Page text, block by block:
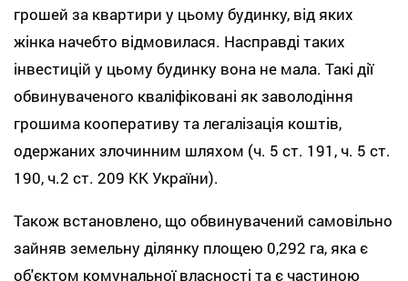
грошей за квартири у цьому будинку, від яких
жінка начебто відмовилася. Насправді таких
інвестицій у цьому будинку вона не мала. Такі дії
обвинуваченого кваліфіковані як заволодіння
грошима кооперативу та легалізація коштів,
одержаних злочинним шляхом (ч. 5 ст. 191, ч. 5 ст.
190, ч.2 ст. 209 КК України).
Також встановлено, що обвинувачений самовільно
зайняв земельну ділянку площею 0,292 га, яка є
об'єктом комунальної власності та є частиною